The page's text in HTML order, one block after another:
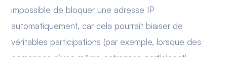
impossible de bloquer une adresse IP
automatiquement, car cela pourrait biaiser de
véritables participations (par exemple, lorsque des